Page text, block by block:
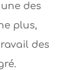
des
plus,
des